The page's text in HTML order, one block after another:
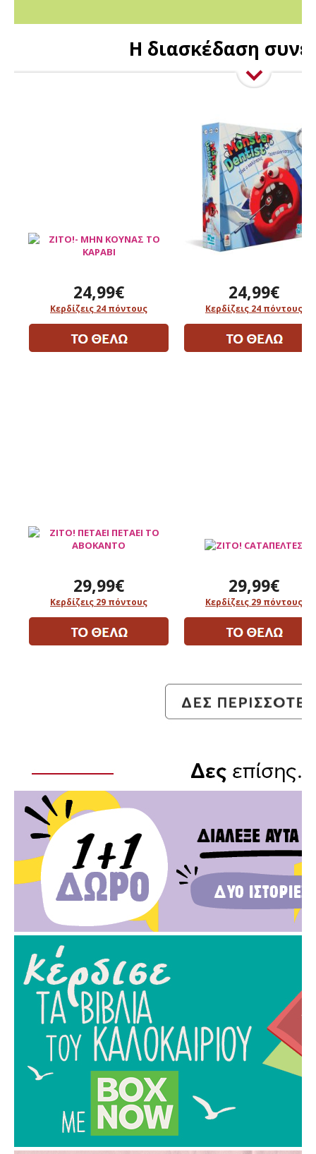
Η διασκέδαση
24,99€
Κερδίζεις 24 πόντους
24,99€
Κερδίζεις 24 πόντους
29,99€
Κερδίζεις 29 πόντους
29,99€
Κερδίζεις 29 πόντους